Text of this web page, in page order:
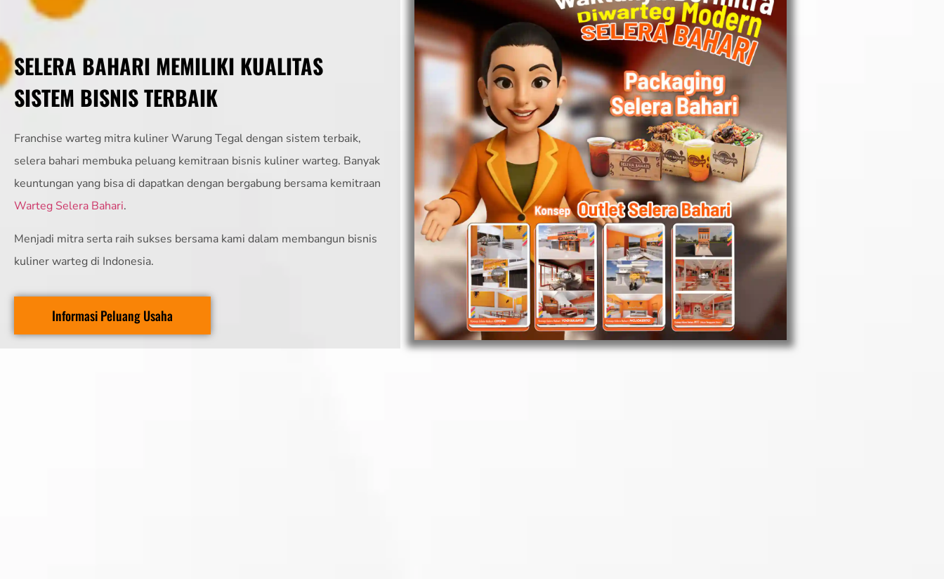
SELERA BAHARI MEMILIKI KUALITAS
SISTEM BISNIS TERBAIK
Franchise warteg mitra kuliner Warung Tegal dengan sistem terbaik,
selera bahari membuka peluang kemitraan bisnis kuliner warteg. Banyak
keuntungan yang bisa di dapatkan dengan bergabung bersama kemitraan
Warteg Selera Bahari.
Menjadi mitra serta raih sukses bersama kami dalam membangun bisnis
kuliner warteg di Indonesia.
Informasi Peluang Usaha